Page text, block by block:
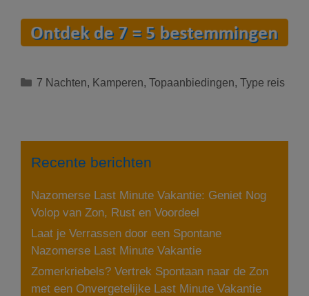
Categorieën
7 Nachten, Kamperen, Topaanbiedingen, Type reis
Recente berichten
Nazomerse Last Minute Vakantie: Geniet Nog
Volop van Zon, Rust en Voordeel
Laat je Verrassen door een Spontane
Nazomerse Last Minute Vakantie
Zomerkriebels? Vertrek Spontaan naar de Zon
met een Onvergetelijke Last Minute Vakantie